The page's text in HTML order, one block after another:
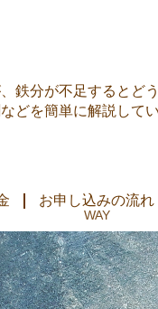
鉄分が不足するとど
どを簡単に解説してい
お申し込みの流れ